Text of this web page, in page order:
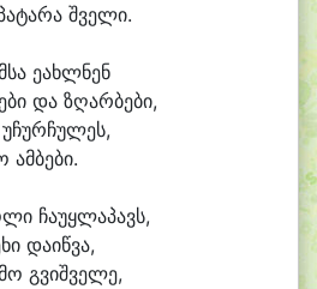
ტარა შველი.
სა ეახლნენ
ბი და ზღარბები,
ჩურჩულეს,
ამბები.
ლი ჩაუყლაპავს,
ხი დაიწვა,
გვიშველე,